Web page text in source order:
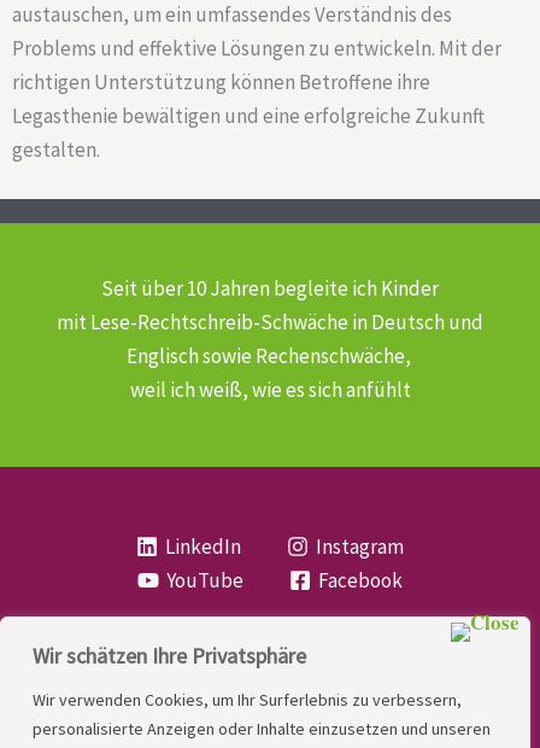
Wir schätzen Ihre Privatsphäre
Wir verwenden Cookies, um Ihr Surferlebnis zu verbessern,
personalisierte Anzeigen oder Inhalte einzusetzen und unseren
austauschen, um ein umfassendes Verständnis des
Problems und effektive Lösungen zu entwickeln. Mit der
richtigen Unterstützung können Betroffene ihre
Legasthenie bewältigen und eine erfolgreiche Zukunft
gestalten.
Seit über 10 Jahren begleite ich Kinder
mit Lese-Rechtschreib-Schwächein Deutsch und
Englisch sowie Rechenschwäche,
weil ich weiß, wie es sich anfühlt
LinkedIn
Instagram
YouTube
Facebook
LINDNER. 2026 | Powered by